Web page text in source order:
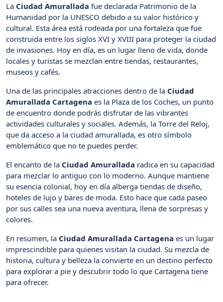
La Ciudad Amurallada fue declarada Patrimonio de la
Humanidad por la UNESCO debido a su valor histórico y
cultural. Esta área está rodeada por una fortaleza que fue
construida entre los siglos XVI y XVIII para proteger la ciudad
de invasiones. Hoy en día, es un lugar lleno de vida, donde
locales y turistas se mezclan entre tiendas, restaurantes,
museos y cafés.
Una de las principales atracciones dentro de la Ciudad
Amurallada Cartagena es la Plaza de los Coches, un punto
de encuentro donde podrás disfrutar de las vibrantes
actividades culturales y sociales. Además, la Torre del Reloj,
que da acceso a la ciudad amurallada, es otro símbolo
emblemático que no te puedes perder.
El encanto de la Ciudad Amurallada radica en su capacidad
para mezclar lo antiguo con lo moderno. Aunque mantiene
su esencia colonial, hoy en día alberga tiendas de diseño,
hoteles de lujo y bares de moda. Esto hace que cada paseo
por sus calles sea una nueva aventura, llena de sorpresas y
colores.
En resumen, la Ciudad Amurallada Cartagena es un lugar
imprescindible para quienes visitan la ciudad. Su mezcla de
historia, cultura y belleza la convierte en un destino perfecto
para explorar a pie y descubrir todo lo que Cartagena tiene
para ofrecer.